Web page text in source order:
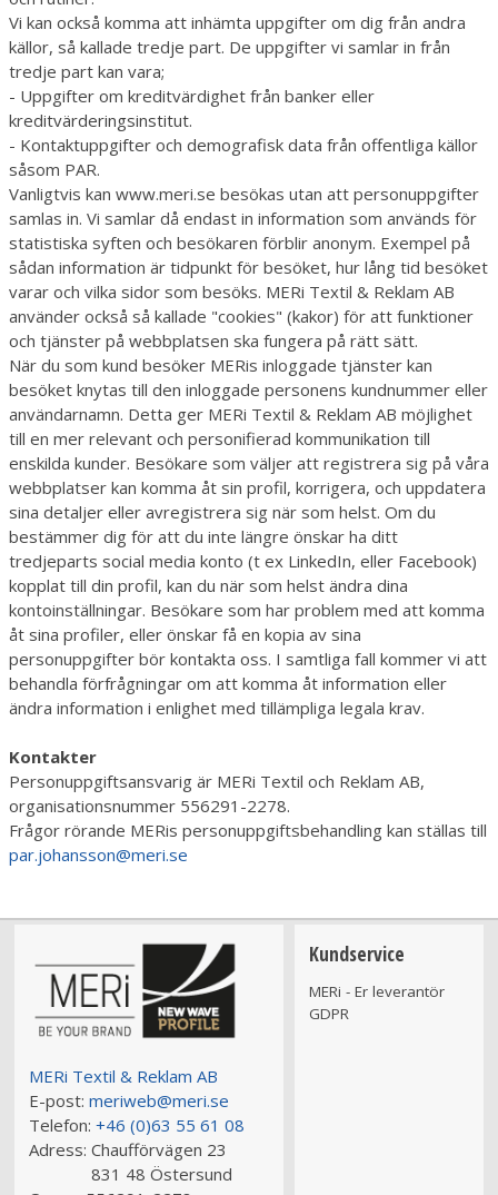
Vi kan också komma att inhämta uppgifter om dig från andra
källor, så kallade tredje part. De uppgifter vi samlar in från
tredje part kan vara;
- Uppgifter om kreditvärdighet från banker eller
kreditvärderingsinstitut.
- Kontaktuppgifter och demografisk data från offentliga källor
såsom PAR.
Vanligtvis kan www.meri.se besökas utan att personuppgifter
samlas in. Vi samlar då endast in information som används för
statistiska syften och besökaren förblir anonym. Exempel på
sådan information är tidpunkt för besöket, hur lång tid besöket
varar och vilka sidor som besöks. MERi Textil & Reklam AB
använder också så kallade "cookies" (kakor) för att funktioner
och tjänster på webbplatsen ska fungera på rätt sätt.
När du som kund besöker MERis inloggade tjänster kan
besöket knytas till den inloggade personens kundnummer eller
användarnamn. Detta ger MERi Textil & Reklam AB möjlighet
till en mer relevant och personifierad kommunikation till
enskilda kunder. Besökare som väljer att registrera sig på våra
webbplatser kan komma åt sin profil, korrigera, och uppdatera
sina detaljer eller avregistrera sig när som helst. Om du
bestämmer dig för att du inte längre önskar ha ditt
tredjeparts social media konto (t ex LinkedIn, eller Facebook)
kopplat till din profil, kan du när som helst ändra dina
kontoinställningar. Besökare som har problem med att komma
åt sina profiler, eller önskar få en kopia av sina
personuppgifter bör kontakta oss. I samtliga fall kommer vi att
behandla förfrågningar om att komma åt information eller
ändra information i enlighet med tillämpliga legala krav.
Kontakter
Personuppgiftsansvarig är MERi Textil och Reklam AB,
organisationsnummer 556291-2278.
Frågor rörande MERis personuppgiftsbehandling kan ställas till
par.johansson@meri.se
MERi Textil & Reklam AB
E-post: meriweb@meri.se
Telefon: +46 (0)63 55 61 08
Adress: Chaufförvägen 23
831 48 Östersund
Kundservice
MERi - Er leverantör
GDPR